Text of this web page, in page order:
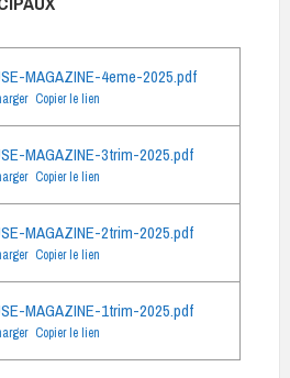
MAGAZINE-4eme-2025.pdf
Copier le lien
MAGAZINE-3trim-2025.pdf
Copier le lien
MAGAZINE-2trim-2025.pdf
Copier le lien
MAGAZINE-1trim-2025.pdf
Copier le lien